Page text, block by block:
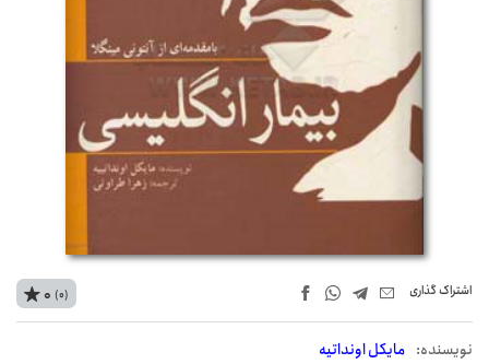
اشتراک‌ گذاری
نويسنده: مایکل اونداتیه
0 (0)